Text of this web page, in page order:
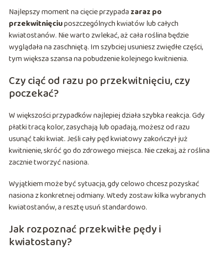
Najlepszy moment na cięcie przypada zaraz po
przekwitnięciuposzczególnych kwiatów lub całych
kwiatostanów. Nie warto zwlekać, aż cała roślina będzie
wyglądała na zaschniętą. Im szybciej usuniesz zwiędłe części,
tym większa szansa na pobudzenie kolejnego kwitnienia.
Czy ciąć od razu po przekwitnięciu, czy
poczekać?
W większości przypadków najlepiej działa szybka reakcja. Gdy
płatki tracą kolor, zasychają lub opadają, możesz od razu
usunąć taki kwiat. Jeśli cały pęd kwiatowy zakończył już
kwitnienie, skróć go do zdrowego miejsca. Nie czekaj, aż roślina
zacznie tworzyć nasiona.
Wyjątkiem może być sytuacja, gdy celowo chcesz pozyskać
nasiona z konkretnej odmiany. Wtedy zostaw kilka wybranych
kwiatostanów, a resztę usuń standardowo.
Jak rozpoznać przekwitłe pędy i
kwiatostany?